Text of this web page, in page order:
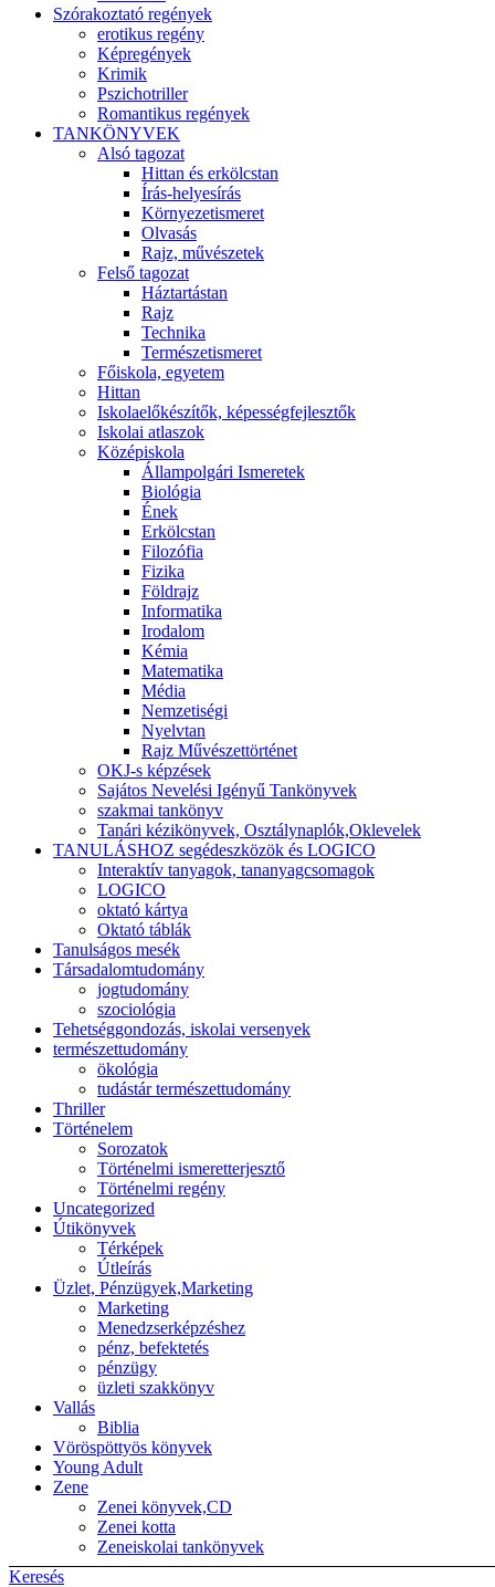
Keresés
Szórakoztató regények
erotikus regény
Képregények
Krimik
Pszichotriller
Romantikus regények
TANKÖNYVEK
Alsó tagozat
Hittan és erkölcstan
Írás-helyesírás
Környezetismeret
Olvasás
Rajz, művészetek
Felső tagozat
Háztartástan
Rajz
Technika
Természetismeret
Főiskola, egyetem
Hittan
Iskolaelőkészítők, képességfejlesztők
Iskolai atlaszok
Középiskola
Állampolgári Ismeretek
Biológia
Ének
Erkölcstan
Filozófia
Fizika
Földrajz
Informatika
Irodalom
Kémia
Matematika
Média
Nemzetiségi
Nyelvtan
Rajz Művészettörténet
OKJ-s képzések
Sajátos Nevelési Igényű Tankönyvek
szakmai tankönyv
Tanári kézikönyvek, Osztálynaplók,Oklevelek
TANULÁSHOZ segédeszközök és LOGICO
Interaktív tanyagok, tananyagcsomagok
LOGICO
oktató kártya
Oktató táblák
Tanulságos mesék
Társadalomtudomány
jogtudomány
szociológia
Tehetséggondozás, iskolai versenyek
természettudomány
ökológia
tudástár természettudomány
Thriller
Történelem
Sorozatok
Történelmi ismeretterjesztő
Történelmi regény
Uncategorized
Útikönyvek
Térképek
Útleírás
Üzlet, Pénzügyek,Marketing
Marketing
Menedzserképzéshez
pénz, befektetés
pénzügy
üzleti szakkönyv
Vallás
Biblia
Vöröspöttyös könyvek
Young Adult
Zene
Zenei könyvek,CD
Zenei kotta
Zeneiskolai tankönyvek